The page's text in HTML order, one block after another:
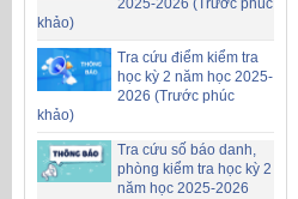
2025-2026 (Trước phúc
khảo)
Tra cứu điểm kiểm tra
học kỳ 2 năm học 2025-
2026 (Trước phúc
khảo)
Tra cứu số báo danh,
phòng kiểm tra học kỳ 2
năm học 2025-2026